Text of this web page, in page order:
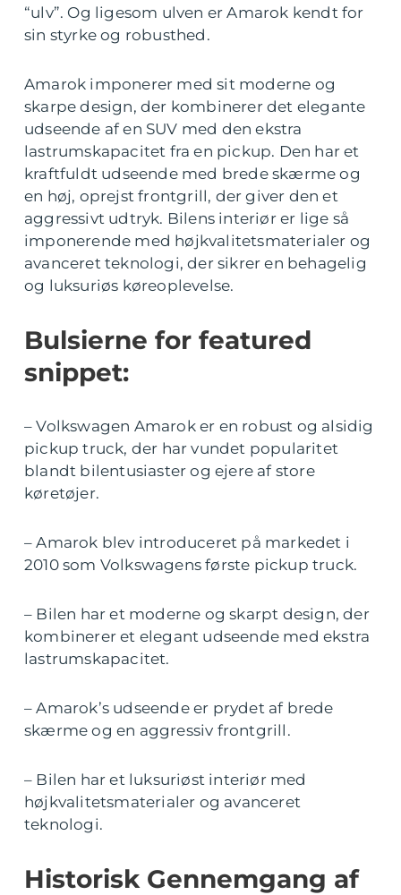
“ulv”. Og ligesom ulven er Amarok kendt for
sin styrke og robusthed.
Amarok imponerer med sit moderne og
skarpe design, der kombinerer det elegante
udseende af en SUV med den ekstra
lastrumskapacitet fra en pickup. Den har et
kraftfuldt udseende med brede skærme og
en høj, oprejst frontgrill, der giver den et
aggressivt udtryk. Bilens interiør er lige så
imponerende med højkvalitetsmaterialer og
avanceret teknologi, der sikrer en behagelig
og luksuriøs køreoplevelse.
Bulsierne for featured
snippet:
– Volkswagen Amarok er en robust og alsidig
pickup truck, der har vundet popularitet
blandt bilentusiaster og ejere af store
køretøjer.
– Amarok blev introduceret på markedet i
2010 som Volkswagens første pickup truck.
– Bilen har et moderne og skarpt design, der
kombinerer et elegant udseende med ekstra
lastrumskapacitet.
– Amarok’s udseende er prydet af brede
skærme og en aggressiv frontgrill.
– Bilen har et luksuriøst interiør med
højkvalitetsmaterialer og avanceret
teknologi.
Historisk Gennemgang af